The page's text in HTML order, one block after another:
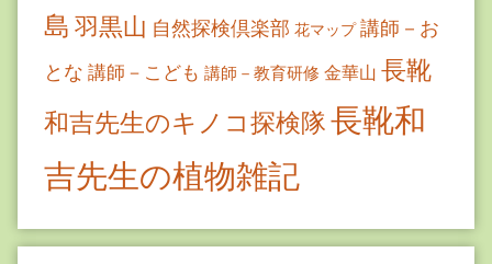
島 羽黒山 自然探検倶楽部 花マップ 講師－お
とな 講師－こども 講師－教育研修 金華山 長靴
和吉先生のキノコ探検隊長靴和
吉先生の植物雑記